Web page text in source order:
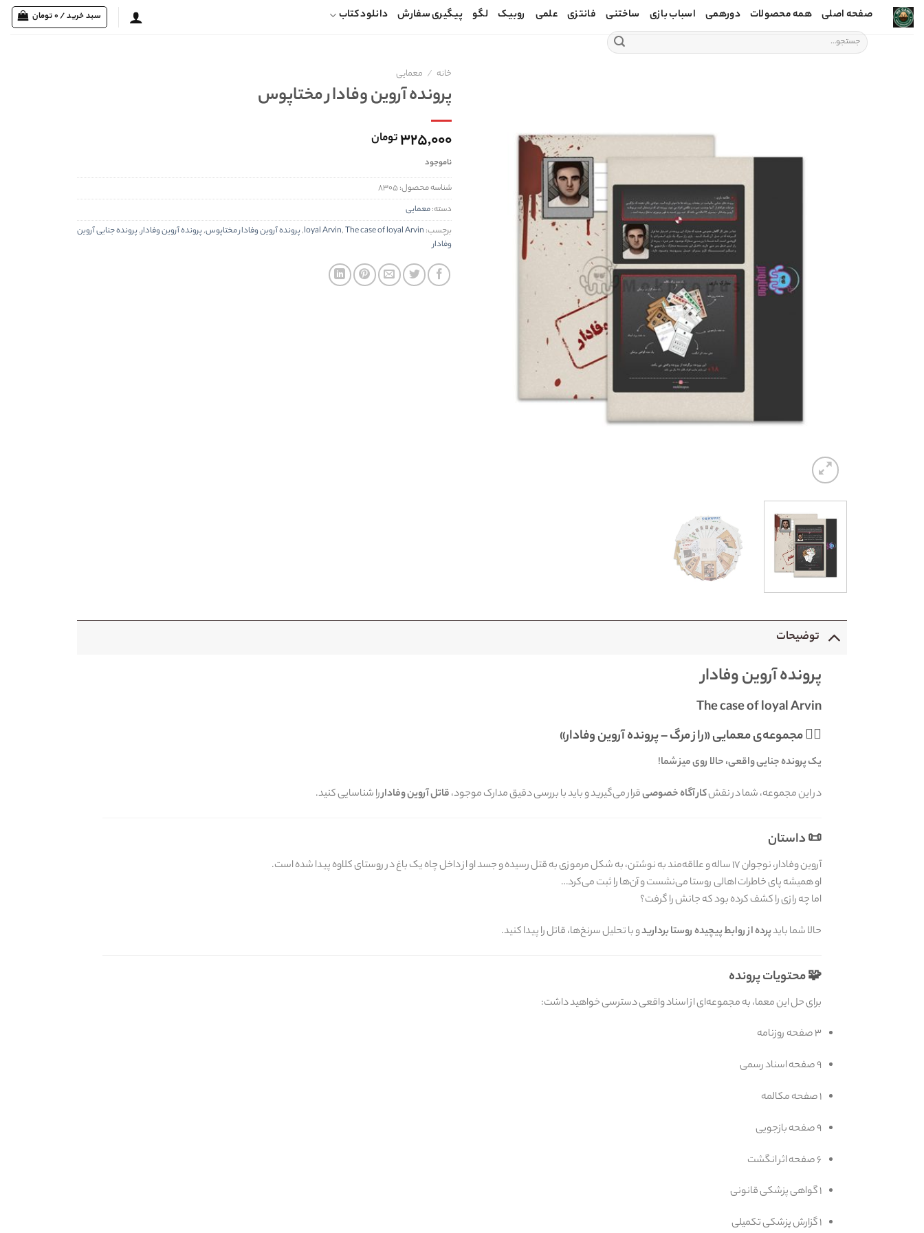
Skip
صفحه اصلی همه محصولات دورهمی اسباب بازی ساختنی فانتزی علمی روبیک لگو پیگیری سفارش دانلود کتاب
جستجو
برای:
سبد خرید /0تومان
خانه / معمایی
پرونده آروين وفادار مختاپوس
۳۲۵,۰۰۰تومان
ناموجود
شناسه محصول:۸۳۰۵
دسته:معمایی
برچسب:
loyal Arvin,The case of loyal Arvin
,پرونده آروين وفادار مختاپوس,پرونده آروین وفادار,پرونده جنایی آروین
وفادار
توضیحات
پرونده آروین وفادار
The case of loyal Arvin
🕵️‍♂️ مجموعه‌ی معمایی «راز مرگ – پرونده آروین وفادار»
یک پرونده جنایی واقعی، حالا روی میز شما!
در این مجموعه، شما در نقشکارآگاه خصوصیقرار می‌گیرید و باید با بررسی دقیق مدارک موجود،قاتل آروین وفاداررا شناسایی کنید.
📜 داستان
آروین وفادار، نوجوان ۱۷ ساله و علاقه‌مند به نوشتن، به شکل مرموزی به قتل رسیده و جسد او از داخل چاه یک باغ در روستای کلاوه پیدا شده است.
او همیشه پای خاطرات اهالی روستا می‌نشست و آن‌ها را ثبت می‌کرد…
اما چه رازی را کشف کرده بود که جانش را گرفت؟
حالا شما بایدپرده از روابط پیچیده روستا برداریدو با تحلیل سرنخ‌ها، قاتل را پیدا کنید.
🧩 محتویات پرونده
برای حل این معما، به مجموعه‌ای از اسناد واقعی دسترسی خواهید داشت:
۳ صفحه روزنامه
۹ صفحه اسناد رسمی
۱ صفحه مکالمه
۹ صفحه بازجویی
۶ صفحه اثر انگشت
۱ گواهی پزشکی قانونی
۱ گزارش پزشکی تکمیلی